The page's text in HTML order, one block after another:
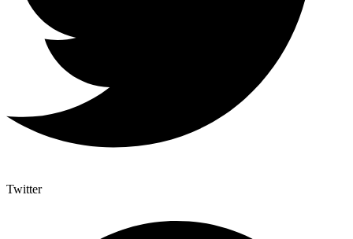
Twitter